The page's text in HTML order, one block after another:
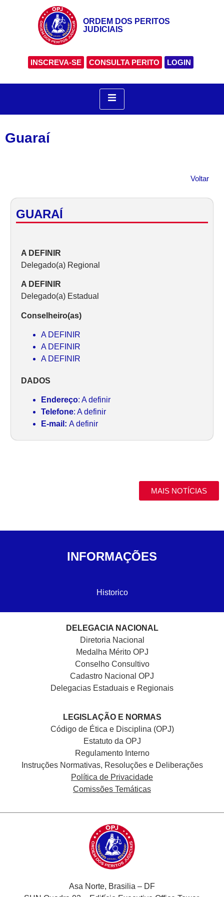
ORDEM DOS PERITOS
JUDICIAIS
INSCREVA-SE CONSULTA PERITO LOGIN
Guaraí
Voltar
GUARAÍ
A DEFINIR
Delegado(a) Regional
A DEFINIR
Delegado(a) Estadual
Conselheiro(as)
A DEFINIR
A DEFINIR
A DEFINIR
DADOS
Endereço: A definir
Telefone: A definir
E-mail: A definir
MAIS NOTÍCIAS
INFORMAÇÕES
Historico
DELEGACIA NACIONAL
Diretoria Nacional
Medalha Mérito OPJ
Conselho Consultivo
Cadastro Nacional OPJ
Delegacias Estaduais e Regionais
LEGISLAÇÃO E NORMAS
Código de Ética e Disciplina (OPJ)
Estatuto da OPJ
Regulamento Interno
Instruções Normativas, Resoluções e Deliberações
Política de Privacidade
Comissões Temáticas
Asa Norte, Brasilia – DF